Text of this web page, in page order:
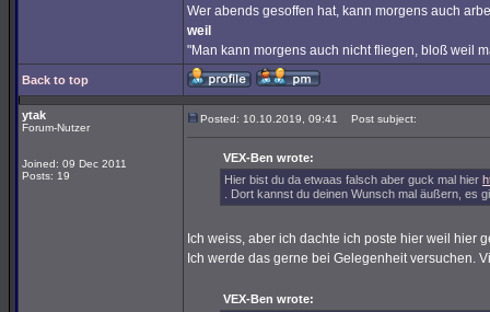
Wer abends gesoffen hat, kann morgens auch
weil
"Man kann morgens auch nicht fliegen, bloß weil
Back to top
ytak
Forum-Nutzer
Joined: 09 Dec 2011
Posts: 19
Posted: 10.10.2019, 09:41 Post subject:
VEX-Ben wrote:
Hier bist du da etwaas falsch aber guck mal hier
. Dort kannst du deinen Wunsch mal äußern, es
Ich weiss, aber ich dachte ich poste hier weil hier
Ich werde das gerne bei Gelegenheit versuchen.
VEX-Ben wrote: